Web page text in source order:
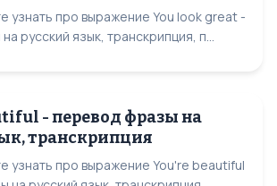
узнать про выражение You look great -
русский язык, транскрипция, п...
- перевод фразы на
транскрипция
узнать про выражение You're beautiful